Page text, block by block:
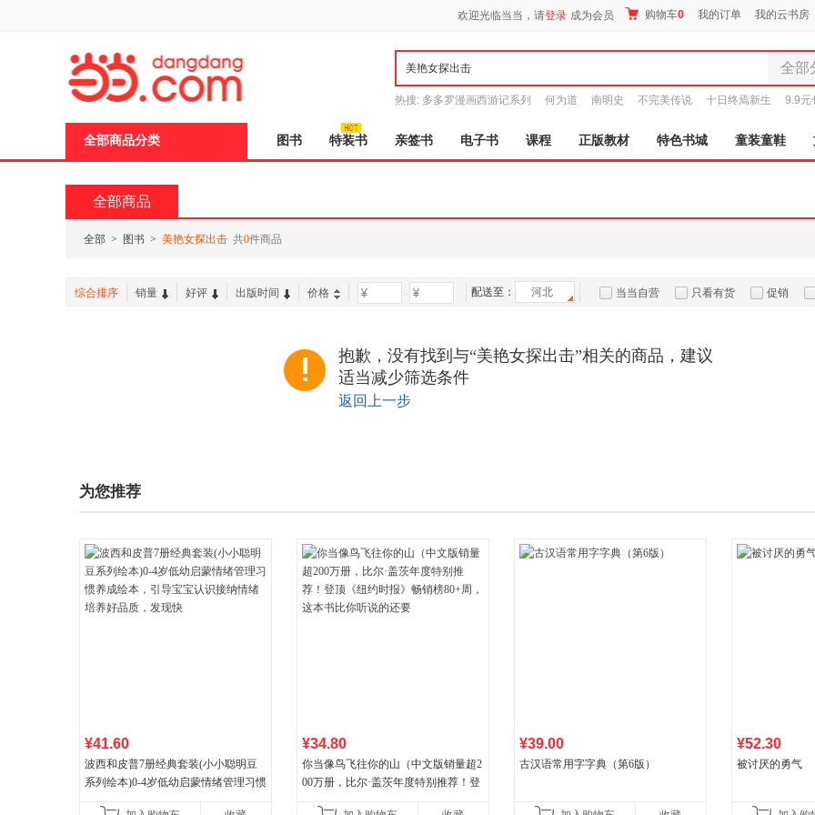
欢迎光临当当，请登录 成为会员 购物车0 我的订单 我的云书房
全部
全部
图书
电子书
孕婴
数码影
热搜: 多多罗漫画西游记系列 何为道 南明史 不完美传说 十日终焉新生 9.9元
全部商品分类 图书 特装书 亲签书 电子书 课程 正版教材 特色书城 童装童鞋
全部商品
全部 > 图书 > 美艳女探出击 共0件商品
综合排序 销量 好评 出版时间 价格 - 配送至： 河北 当当自营 只看有货 促销
抱歉，没有找到与“美艳女探出击”相关的商品，建议
适当减少筛选条件
返回上一步
为您推荐
¥41.60
波西和皮普7册经典套装(小小聪明豆
系列绘本)0-4岁低幼启蒙情绪管理习惯
¥34.80
你当像鸟飞往你的山（中文版销量超2
00万册，比尔·盖茨年度特别推荐！登
¥39.00
古汉语常用字字典（第6版）
¥52.30
被讨厌的勇气
页